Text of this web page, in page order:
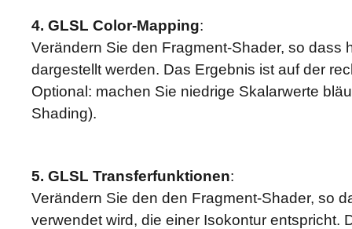
4. GLSL Color-Mapping:
Verändern Sie den Fragment-Shader, so dass
dargestellt werden. Das Ergebnis ist auf der
Optional: machen Sie niedrige Skalarwerte
Shading).
5. GLSL Transferfunktionen:
Verändern Sie den den Fragment-Shader, so
verwendet wird, die einer Isokontur entspricht.